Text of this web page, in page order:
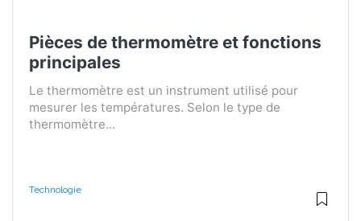
Pièces de thermomètre et fonctions
principales
Le thermomètre est un instrument utilisé pour
mesurer les températures. Selon le type de
thermomètre...
Technologie